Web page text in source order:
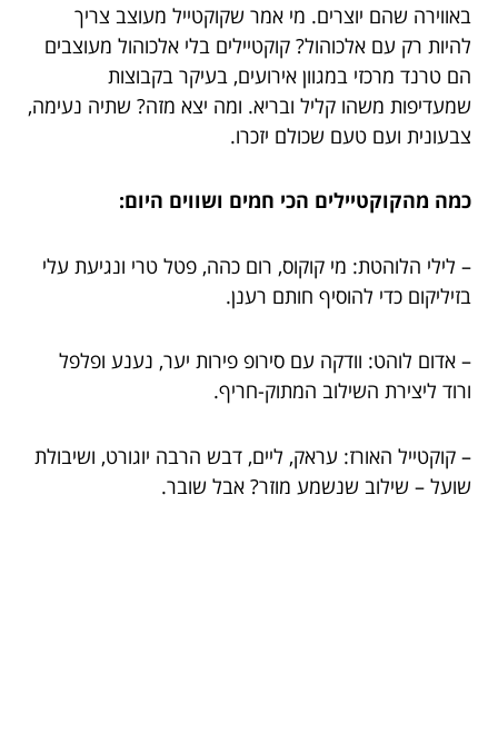
באווירה שהם יוצרים. מי אמר שקוקטייל מעוצב צריך
להיות רק עם אלכוהול? קוקטיילים בלי אלכוהול מעוצבים
הם טרנד מרכזי במגוון אירועים, בעיקר בקבוצות
שמעדיפות משהו קליל ובריא. ומה יצא מזה? שתיה נעימה,
צבעונית ועם טעם שכולם יזכרו.
כמה מהקוקטיילים הכי חמים ושווים היום:
– לילי הלוהטת: מי קוקוס, רום כהה, פטל טרי ונגיעת עלי
בזיליקום כדי להוסיף חותם רענן.
– אדום לוהט: וודקה עם סירופ פירות יער, נענע ופלפל
ורוד ליצירת השילוב המתוק-חריף.
– קוקטייל האורז: עראק, ליים, דבש הרבה יוגורט, ושיבולת
שועל – שילוב שנשמע מוזר? אבל שובר.